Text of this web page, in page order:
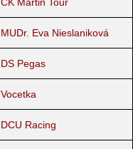
MUDr. Eva Nieslaniková
DS Pegas
Vocetka
DCU Racing